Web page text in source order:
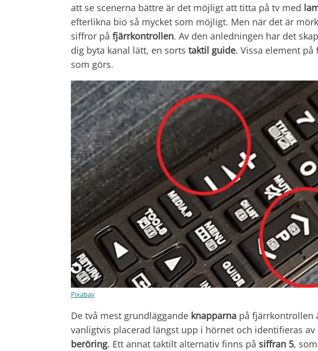
att se scenerna bättre är det möjligt att titta på tv med
efterlikna bio så mycket som möjligt. Men när det är
siffror på fjärrkontrollen. Av den anledningen har det
dig byta kanal lätt, en sorts taktil guide. Vissa element
som görs.
Pixabay
De två mest grundläggande knapparna på fjärrkontrollen
vanligtvis placerad längst upp i hörnet och identifieras
beröring. Ett annat taktilt alternativ finns på siffran 5,